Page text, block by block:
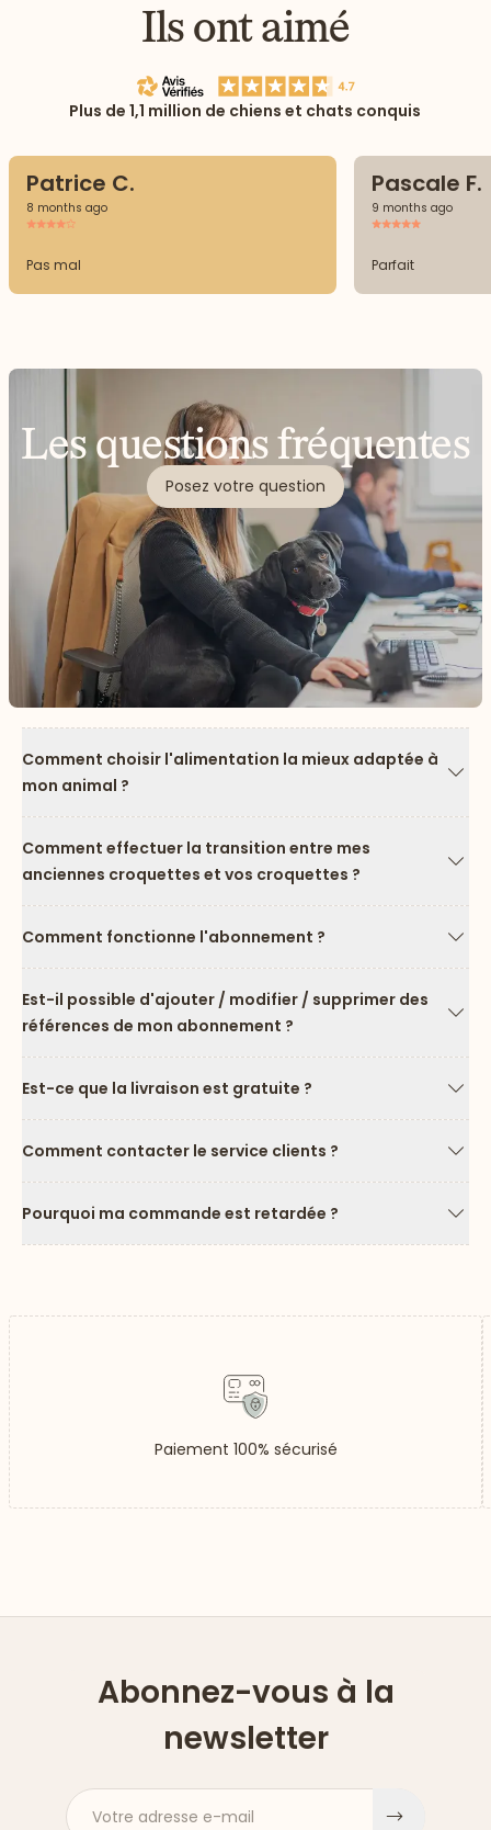
Ils ont aimé
Plus de 1,1 million de chiens et chats conquis
Patrice C.
8 months ago
Pas mal
Pascale F.
9 months ago
Parfait
Les questions fréquentes
Posez votre question
Comment choisir l'alimentation la mieux adaptée à
mon animal ?
Comment effectuer la transition entre mes
anciennes croquettes et vos croquettes ?
Comment fonctionne l'abonnement ?
Est-il possible d'ajouter / modifier / supprimer des
références de mon abonnement ?
Est-ce que la livraison est gratuite ?
Comment contacter le service clients ?
Pourquoi ma commande est retardée ?
Paiement 100% sécurisé
Abonnez-vous à la
newsletter
Votre adresse e-mail